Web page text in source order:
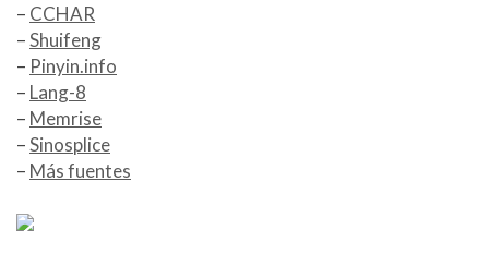
– CCHAR
–Shuifeng
– Pinyin.info
– Lang-8
– Memrise
–Sinosplice
– Más fuentes